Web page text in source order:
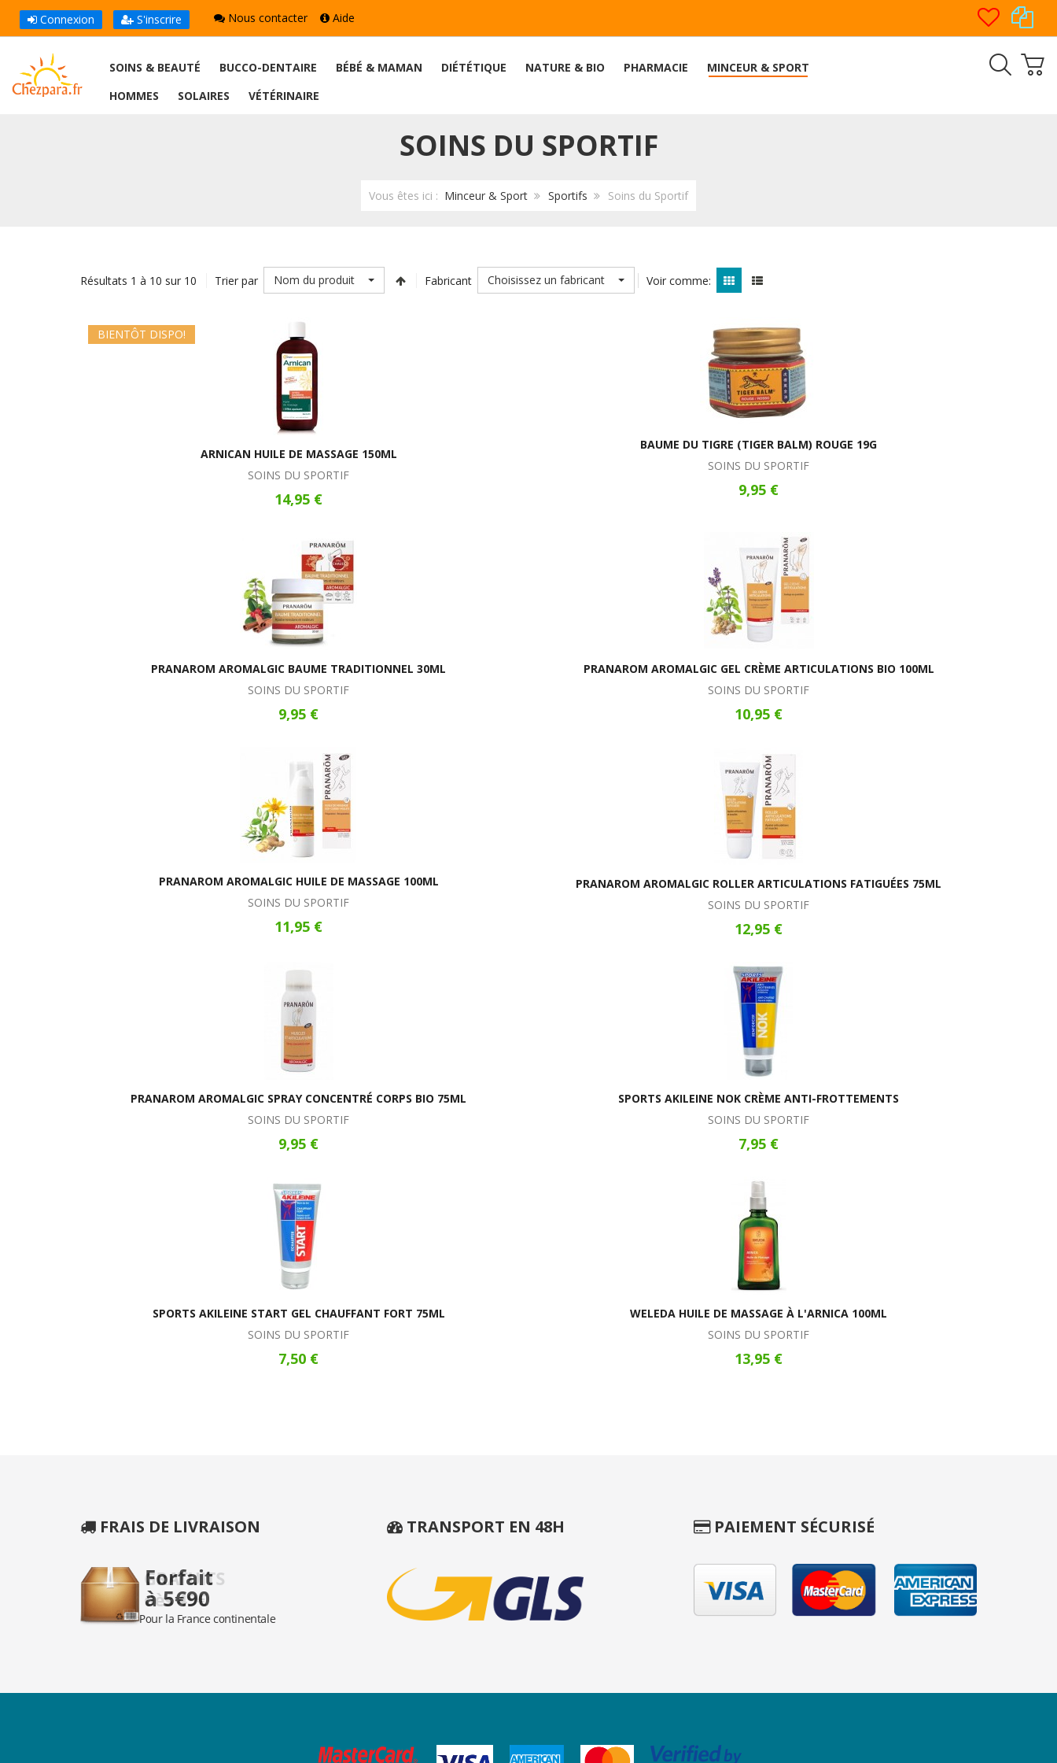
Connexion S'inscrire Nous contacter Aide
SOINS & BEAUTÉ BUCCO-DENTAIRE BÉBÉ & MAMAN DIÉTÉTIQUE NATURE & BIO PHARMACIE
MINCEUR & SPORT
HOMMES
SOLAIRES VÉTÉRINAIRE
SOINS DU SPORTIF
Vous êtes ici : Minceur & Sport Sportifs Soins du Sportif
Résultats 1 à 10 sur 10 Trier par Nom du produit Fabricant Choisissez un fabricant Voir comme:
BIENTÔT DISPO!
ARNICAN HUILE DE MASSAGE 150ML
SOINS DU SPORTIF
14,95 €
BAUME DU TIGRE (TIGER BALM) ROUGE 19G
SOINS DU SPORTIF
9,95 €
PRANAROM AROMALGIC BAUME TRADITIONNEL 30ML
SOINS DU SPORTIF
9,95 €
PRANAROM AROMALGIC GEL CRÈME ARTICULATIONS BIO 100ML
SOINS DU SPORTIF
10,95 €
PRANAROM AROMALGIC HUILE DE MASSAGE 100ML
SOINS DU SPORTIF
11,95 €
PRANAROM AROMALGIC ROLLER ARTICULATIONS FATIGUÉES 75ML
SOINS DU SPORTIF
12,95 €
PRANAROM AROMALGIC SPRAY CONCENTRÉ CORPS BIO 75ML
SOINS DU SPORTIF
9,95 €
SPORTS AKILEINE NOK CRÈME ANTI-FROTTEMENTS
SOINS DU SPORTIF
7,95 €
SPORTS AKILEINE START GEL CHAUFFANT FORT 75ML
SOINS DU SPORTIF
7,50 €
WELEDA HUILE DE MASSAGE À L'ARNICA 100ML
SOINS DU SPORTIF
13,95 €
FRAIS DE LIVRAISON TRANSPORT EN 48H PAIEMENT SÉCURISÉ